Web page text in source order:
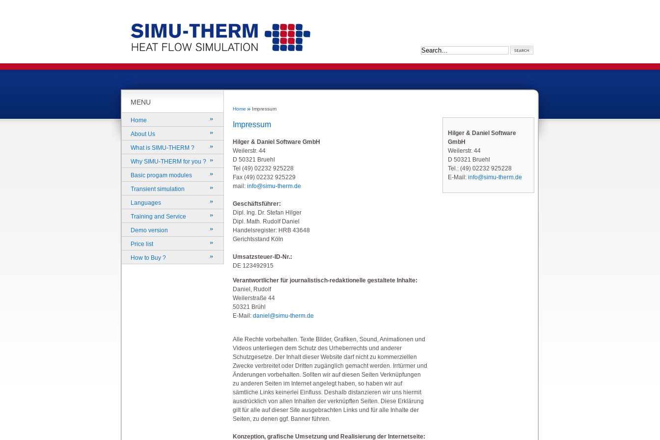
MENU
Home
About Us
What is SIMU-THERM ?
Why SIMU-THERM for you ?
Basic progam modules
Transient simulation
Languages
Training and Service
Demo version
Price list
How to Buy ?
Home Impressum
Impressum
Hilger & Daniel Software GmbH
Weilerstr. 44
D 50321 Bruehl
Tel (49) 02232 925228
Fax (49) 02232 925229
mail: info@simu-therm.de
Geschäftsführer:
Dipl. Ing. Dr. Stefan Hilger
Dipl. Math. Rudolf Daniel
Handelsregister: HRB 43648
Gerichtsstand Köln
Umsatzsteuer-ID-Nr.:
DE 123492915
Verantwortlicher für journalistisch-redaktionelle gestaltete Inhalte:
Daniel, Rudolf
Weilerstraße 44
50321 Brühl
E-Mail: daniel@simu-therm.de
Alle Rechte vorbehalten. Texte Bilder, Grafiken, Sound, Animationen und
Videos unterliegen dem Schutz des Urheberrechts und anderer
Schutzgesetze. Der Inhalt dieser Website darf nicht zu kommerziellen
Zwecke verbreitet oder Dritten zugänglich gemacht werden. Irrtürmer und
Änderungen vorbehalten. Sollten wir auf diesen Seiten Verknüpfungen
zu anderen Seiten im Internet angelegt haben, so haben wir auf
sämtliche Links keinerlei Einfluss. Deshalb distanzieren wir uns hiermit
ausdrücklich von allen Inhalten der verknüpften Seiten. Diese Erklärung
gilt für alle auf dieser Site ausgebrachten Links und für alle Inhalte der
Seiten, zu denen ggf. Banner führen.
Konzeption, grafische Umsetzung und Realisierung der Internetseite:
Hilger & Daniel Software
GmbH
Weilerstr. 44
D 50321 Bruehl
Tel.: (49) 02232 925228
E-Mail: info@simu-therm.de